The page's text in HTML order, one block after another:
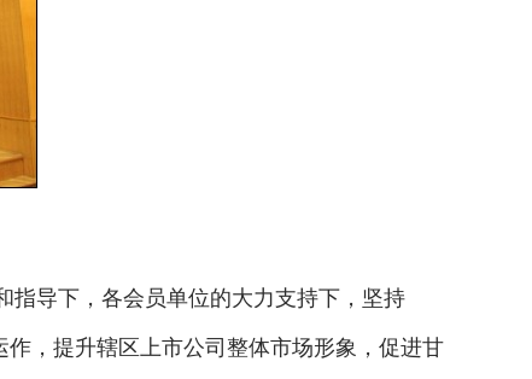
导下，各会员单位的大力支持下，坚持
，提升辖区上市公司整体市场形象，促进甘